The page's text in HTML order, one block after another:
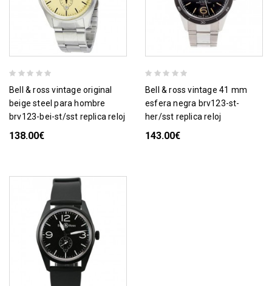
bell & ross vintage original
beige steel para hombre
brv123-bei-st/sst replica reloj
138.00€
bell & ross vintage 41 mm
esfera negra brv123-st-
her/sst replica reloj
143.00€